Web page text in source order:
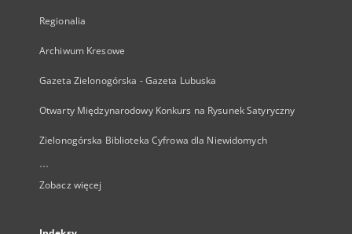
Regionalia
Archiwum Kresowe
Gazeta Zielonogórska - Gazeta Lubuska
Otwarty Międzynarodowy Konkurs na Rysunek Satyryczny
Zielonogórska Biblioteka Cyfrowa dla Niewidomych
...
Zobacz więcej